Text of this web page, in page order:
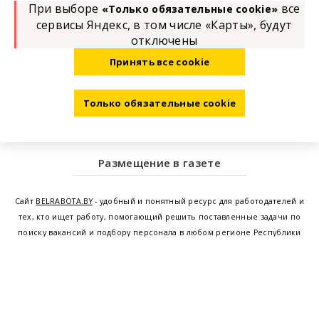
Размещение в газете
Сайт BELRABOTA.BY- удобный и понятный ресурс для работодателей и
тех, кто ищет работу, помогающий решить поставленные задачи по
поиску вакансий и подбору персонала в любом регионе Республики
При выборе «Только обязательные cookie» все
сервисы Яндекс, в том числе «Карты», будут
отключены
Принять все cookie
Только обязательные cookie